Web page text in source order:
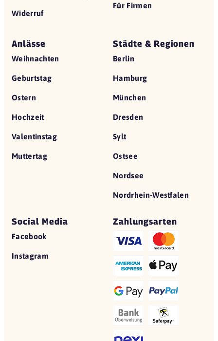
Widerruf
Für Firmen
Anlässe
Weihnachten
Geburtstag
Ostern
Hochzeit
Valentinstag
Muttertag
Städte & Regionen
Berlin
Hamburg
München
Dresden
Sylt
Ostsee
Nordsee
Nordrhein-Westfalen
Social Media
Facebook
Instagram
Zahlungsarten